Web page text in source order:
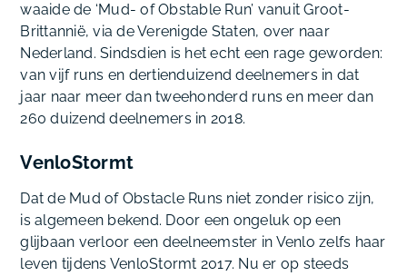
waaide de ‘Mud- of Obstable Run’ vanuit Groot-
Brittannië, via de Verenigde Staten, over naar
Nederland. Sindsdien is het echt een rage geworden:
van vijf runs en dertienduizend deelnemers in dat
jaar naar meer dan tweehonderd runs en meer dan
260 duizend deelnemers in 2018.
VenloStormt
Dat de Mud of Obstacle Runs niet zonder risico zijn,
is algemeen bekend. Door een ongeluk op een
glijbaan verloor een deelneemster in Venlo zelfs haar
leven tijdens VenloStormt 2017. Nu er op steeds